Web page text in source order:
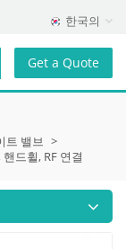
한국의
Get a Quote
트 밸브 >
드휠, RF 연결